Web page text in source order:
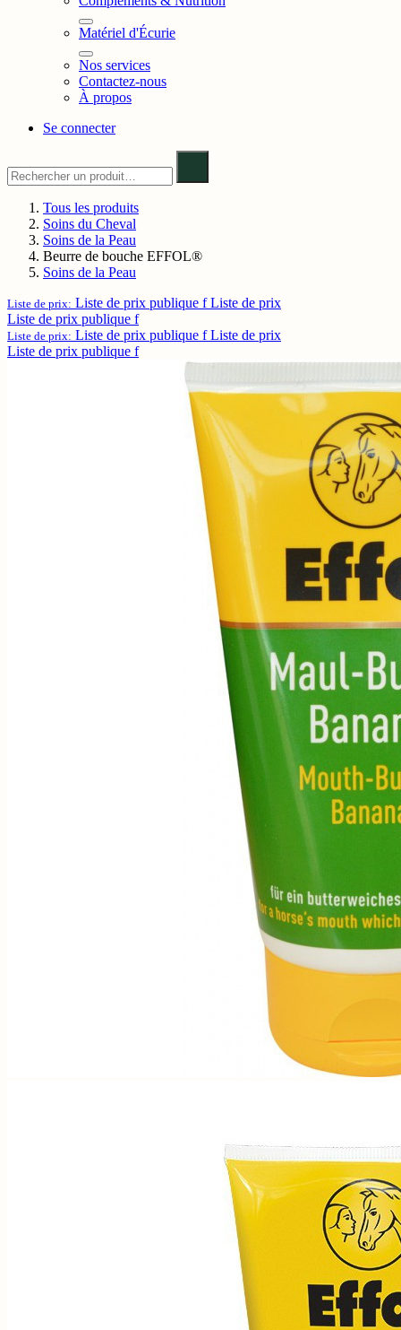
Matériel d'Écurie
Nos services
Contactez-nous
À propos
Se connecter
Tous les produits
Soins du Cheval
Soins de la Peau
Beurre de bouche EFFOL®
Soins de la Peau
Liste de prix: Liste de prix publique f Liste de prix
Liste de prix publique f
Liste de prix: Liste de prix publique f Liste de prix
Liste de prix publique f